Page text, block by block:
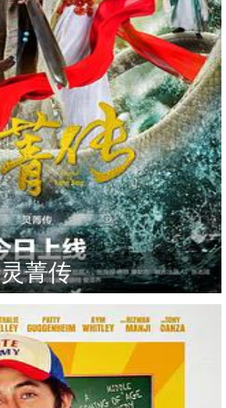
灵菁传